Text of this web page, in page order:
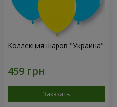
Коллекция шаров "Украина"
Заказать